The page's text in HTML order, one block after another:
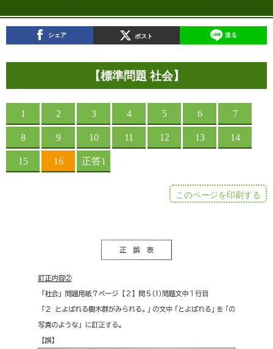
シェア ポスト 送る
【標準問題 社会】
このページを印刷する